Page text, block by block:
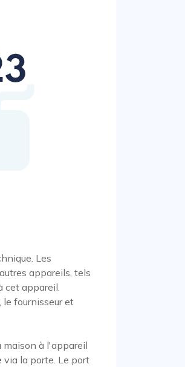
Les
appareils, tels
cet appareil.
le fournisseur et
maison à l'appareil
via la porte. Le port